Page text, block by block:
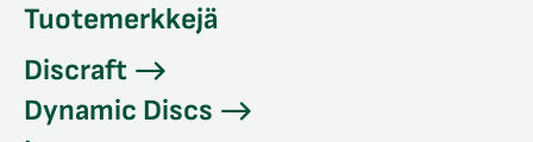
Tuotemerkkejä
Discraft
Dynamic Discs